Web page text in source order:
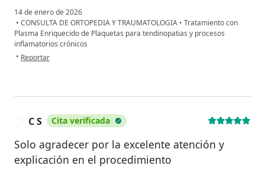
14 de enero de 2026
• CONSULTA DE ORTOPEDIA Y TRAUMATOLOGIA • Tratamiento con
Plasma Enriquecido de Plaquetas para tendinopatias y procesos
inflamatorios crónicos
• en opinión del usuario Catalina Perdomo
Reportar
C S Cita verificada
Solo agradecer por la excelente atención y
explicación en el procedimiento